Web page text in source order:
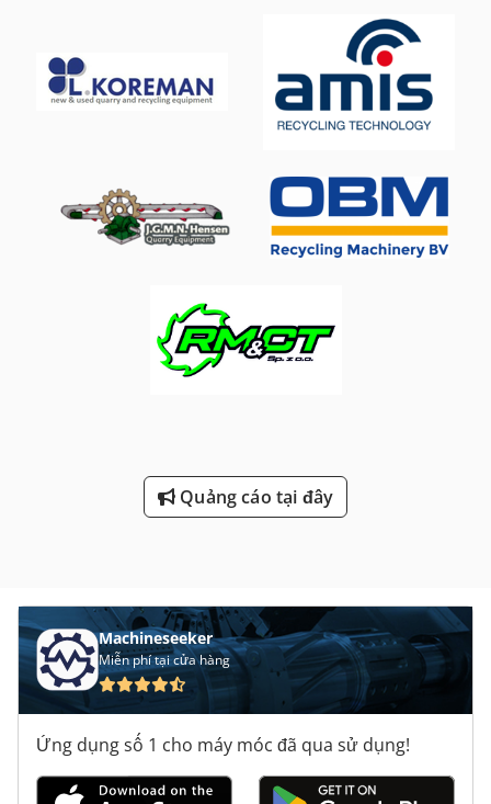
Quảng cáo tại đây
Machineseeker
Miễn phí tại cửa hàng
Ứng dụng số 1 cho máy móc đã qua sử dụng!